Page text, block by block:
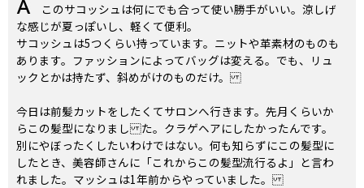
このサコッシュは何にでも合って使い勝手がいい。涼しげ
な感じが夏っぽいし、軽くて便利。
サコッシュは5つくらい持っています。ニットや革素材のものも
あります。ファッションによってバッグは変える。でも、リュ
ックとかは持たず、斜めがけのものだけ。
今日は前髪カットをしたくてサロンへ行きます。先月くらいか
らこの髪型になりまし た。クラゲヘアにしたかったんです。
別にやぼったくしたいわけではない。何も知らずにこの髪型に
したとき、美容師さんに「これからこの髪型流行るよ」と言わ
れました。マッシュは1年前からやっていました。